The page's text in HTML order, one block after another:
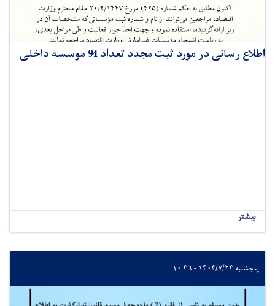
اطلاع رسانی در مورد ثبت مجدد تعداد 94 موسسه داخلی
بیشتر
پنجشنبه ۱۴۰۴/۷/۲۴ - ۱۰:۴۶